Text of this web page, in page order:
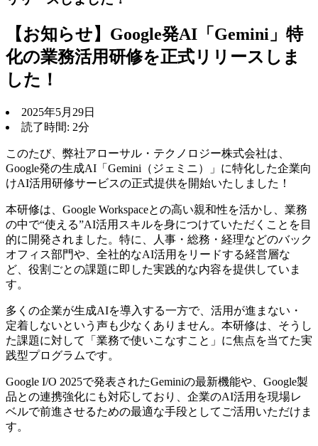
【お知らせ】Google発AI「Gemini」特
化の業務活用研修を正式リリースしま
した！
2025年5月29日
読了時間: 2分
このたび、弊社アローサル・テクノロジー株式会社は、
Google発の生成AI「Gemini（ジェミニ）」に特化した企業向
けAI活用研修サービスの正式提供を開始いたしました！
本研修は、Google Workspaceとの高い親和性を活かし、業務
の中で“使える”AI活用スキルを身につけていただくことを目
的に開発されました。特に、人事・総務・経理などのバック
オフィス部門や、全社的なAI活用をリードする経営層な
ど、役割ごとの課題に即した実践的な内容を提供していま
す。
多くの企業が生成AIを導入する一方で、活用が進まない・
定着しないという声も少なくありません。本研修は、そうし
た課題に対して「業務で使いこなすこと」に焦点を当てた実
践型プログラムです。
Google I/O 2025で発表されたGeminiの最新機能や、Google製
品との連携強化にも対応しており、企業のAI活用を現場レ
ベルで前進させるための最適な手段としてご活用いただけま
す。